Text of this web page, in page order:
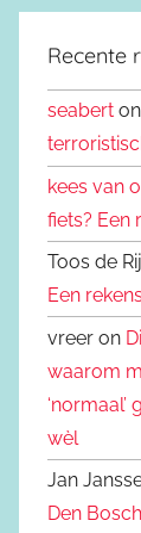
Recente
seabert on
kees van
fiets? Een
Toos de
Een
vreer on
waarom
wèl
Jan
Den